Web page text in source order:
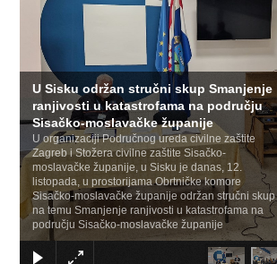
U Sisku održan stručni skup Smanjenje
ranjivosti u katastrofama na području
Sisačko-moslavačke županije
U organizaciji Područnog ureda civilne zaštite
Zagreb i Stožera civilne zaštite Sisačko-
moslavačke županije, u Sisku je danas, 12.
listopada, u prostorijama Obrtničke komore
Sisačko-moslavačke županije održan stručni skup
na temu Smanjenje ranjivosti u katastrofama na
području Sisačko-moslavačke županije